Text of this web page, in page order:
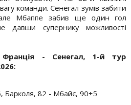
команди. Сенегал зумів забити
Мбаппе забив ще один гол
давши супернику можливості
- Сенегал, 1-й тур
Барколя, 82 - Мбайє, 90+5